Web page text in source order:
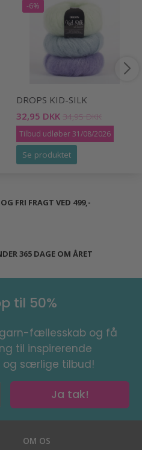
-6%
DROPS KID-SILK
32,95 DKK 34,95 DKK
Tilbud udløber 31/08/2026
Se produktet
FRI FRAGT VED 499,-
365 DAGE OM ÅRET
til 50%
fællesskab og få
til inspirerende
og særlige tilbud!
Ja tak!
OM OS